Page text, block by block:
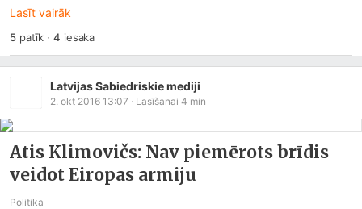
Lasīt vairāk
5patīk ·4 iesaka
Latvijas Sabiedriskie mediji
2. okt 2016 13:07 · Lasīšanai 4 min
Atis Klimovičs: Nav piemērots brīdis
veidot Eiropas armiju
Politika